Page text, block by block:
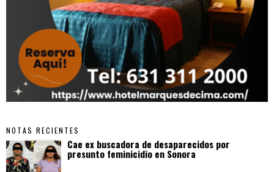
NOTAS RECIENTES
Cae ex buscadora de desaparecidos por
presunto feminicidio en Sonora